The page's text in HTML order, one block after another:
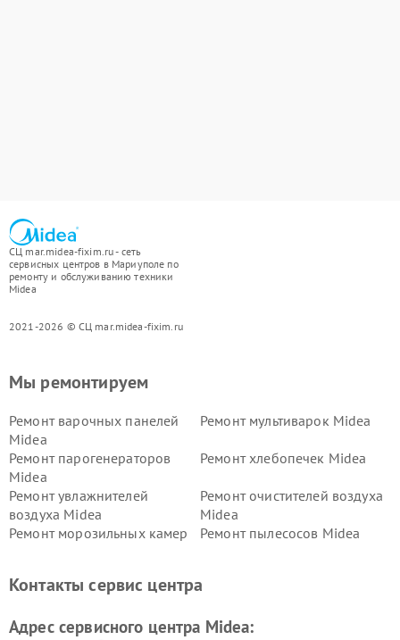
СЦ mar.midea-fixim.ru - сеть
сервисных центров в Мариуполе по
ремонту и обслуживанию техники
Midea
2021-2026 © СЦ mar.midea-fixim.ru
Мы ремонтируем
Ремонт варочных панелей
Midea
Ремонт мультиварок Midea
Ремонт парогенераторов
Midea
Ремонт хлебопечек Midea
Ремонт увлажнителей
воздуха Midea
Ремонт очистителей воздуха
Midea
Ремонт морозильных камер
Ремонт пылесосов Midea
пылесосов Midea
Midea
Контакты сервис центра
Адрес сервисного центра Midea: